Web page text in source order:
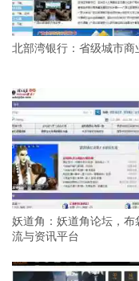
北部湾银行：省级城市商
妖道角：妖道角论坛，布
流与资讯平台